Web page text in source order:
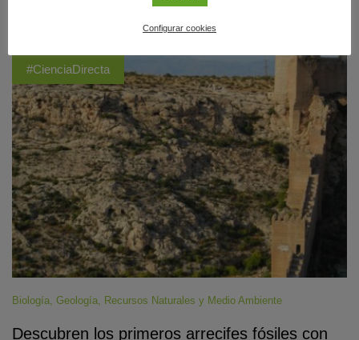
#CienciaDirecta
Biología, Geología, Recursos Naturales y Medio Ambiente
Descubren los primeros arrecifes fósiles con
Configurar cookies